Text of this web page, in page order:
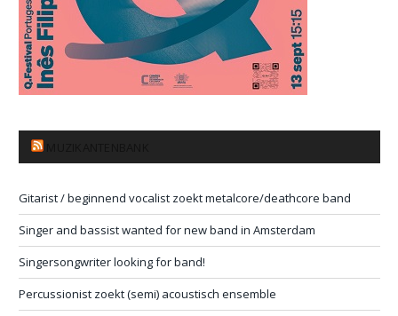
Gitarist / beginnend vocalist zoekt metalcore/deathcore band
Singer and bassist wanted for new band in Amsterdam
Singersongwriter looking for band!
Percussionist zoekt (semi) acoustisch ensemble